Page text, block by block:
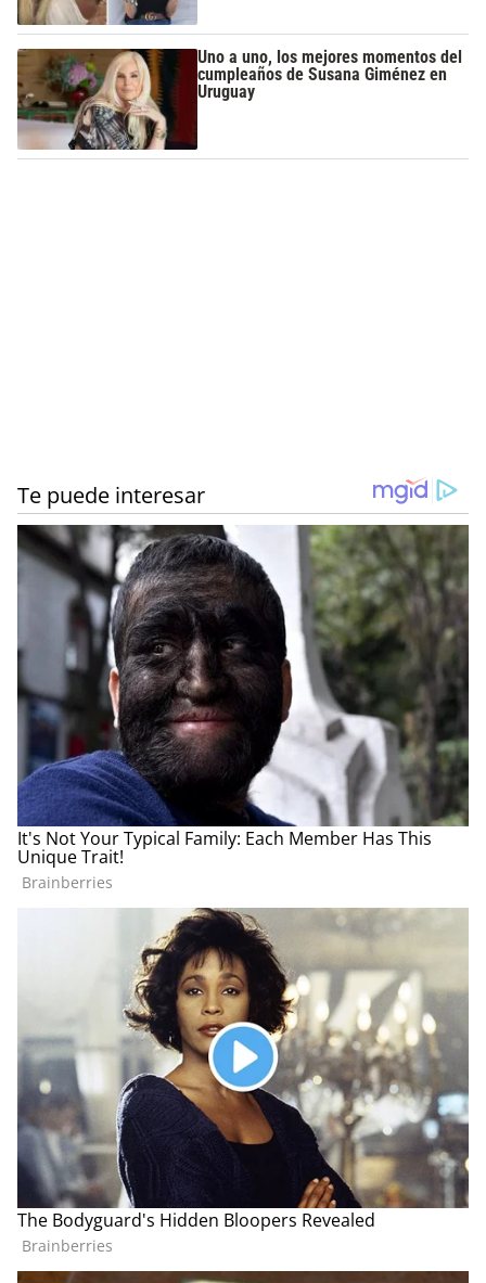
Uno a uno, los mejores momentos del
cumpleaños de Susana Giménez en
Uruguay